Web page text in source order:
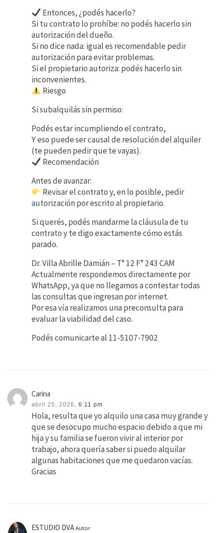
Entonces, ¿podés hacerlo?
Si tu contrato lo prohíbe: no podés hacerlo sin
autorización del dueño.
Si no dice nada: igual es recomendable pedir
autorización para evitar problemas.
Si el propietario autoriza: podés hacerlo sin
inconvenientes.
Riesgo
Si subalquilás sin permiso:
Podés estar incumpliendo el contrato,
Y eso puede ser causal de resolución del alquiler
(te pueden pedir que te vayas).
Recomendación
Antes de avanzar:
Revisar el contrato y, en lo posible, pedir
autorización por escrito al propietario.
Si querés, podés mandarme la cláusula de tu
contrato y te digo exactamente cómo estás
parado.
Dr. Villa Abrille Damián – T° 12 F° 243 CAM
Actualmente respondemos directamente por
WhatsApp, ya que no llegamos a contestar todas
las consultas que ingresan por internet.
Por esa vía realizamos una preconsulta para
evaluar la viabilidad del caso.
Podés comunicarte al 11-5107-7902
Carina
abril 25, 2026, 6:11 pm
Hola, resulta que yo alquilo una casa muy grande y
que se desocupo mucho espacio debido a que mi
hija y su familia se fueron vivir al interior por
trabajo, ahora quería saber si puedo alquilar
algunas habitaciones que me quedaron vacías.
Gracias
ESTUDIO DVA Autor